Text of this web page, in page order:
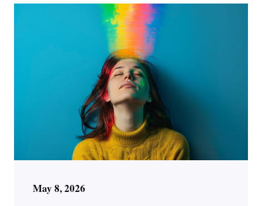
May 8, 2026